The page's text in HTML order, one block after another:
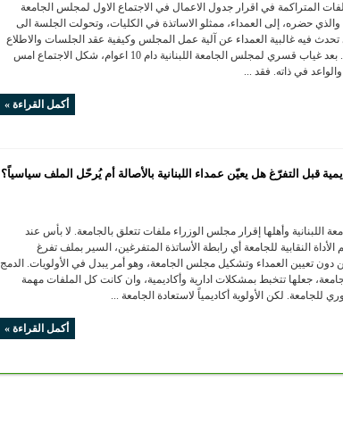
المتراكمة في اقرار جدول الاعمال في الاجتماع الاول لمجلس الجامعة
والذي حضره، إلى العمداء، ممثلو الاساتذة في الكليات، وتحولت الجلسة الى
فيه غالبية العمداء عن آلية عمل المجلس وكيفية عقد الجلسات والاطلاع
على الملفات. بعد غياب قسري لمجلس الجامعة اللبنانية دام 10 اعوام، شكل الاجتماع امس
والواعد في ذاته. فقد ...
أكمل القراءة »
قبل التفرّغ هل يعيّن عمداء اللبنانية بالأصالة أم يُرحّل الملف سياسياً؟
اللبنانية وأهلها إقرار مجلس الوزراء ملفات تتعلق بالجامعة. لا بأس عند
الأداة النقابية للجامعة أي رابطة الأساتذة المتفرغين، السير بملف تفرغ
دون تعيين العمداء وتشكيل مجلس الجامعة، وهو أمر يبدل في الأولويات. الدمج
جعلها تتخبط بمشكلات ادارية وأكاديمية، وان كانت كل الملفات مهمة
للجامعة. لكن الأولوية أكاديمياً لاستعادة الجامعة ...
أكمل القراءة »